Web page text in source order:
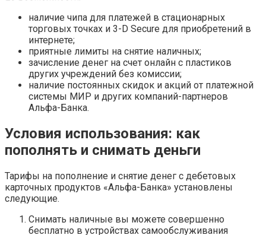
наличие чипа для платежей в стационарных
торговых точках и 3-D Secure для приобретений в
интернете;
приятные лимиты на снятие наличных;
зачисление денег на счет онлайн с пластиков
других учреждений без комиссии;
наличие постоянных скидок и акций от платежной
системы МИР и других компаний-партнеров
Альфа-Банка.
Условия использования: как
пополнять и снимать деньги
Тарифы на пополнение и снятие денег с дебетовых
карточных продуктов «Альфа-Банка» установлены
следующие.
Снимать наличные вы можете совершенно
бесплатно в устройствах самообслуживания